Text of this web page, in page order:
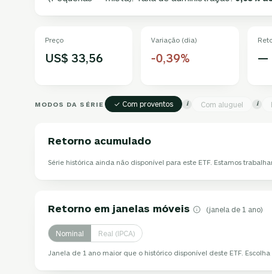
Preço
US$ 33,56
Variação (dia)
-0,39% —
MODOS DA SÉRIE ✓ Com proventos i Com aluguel i
Retorno acumulado
Série histórica ainda não disponível para este ETF. Estamos
Retorno em janelas móveis (janela de 1 ano)
Nominal Real (IPCA)
Janela de 1 ano maior que o histórico disponível deste ETF.